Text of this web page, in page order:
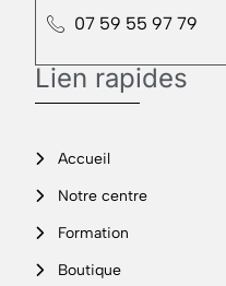
07 59 55 97 79
Lien rapides
Accueil
Notre centre
Formation
Boutique